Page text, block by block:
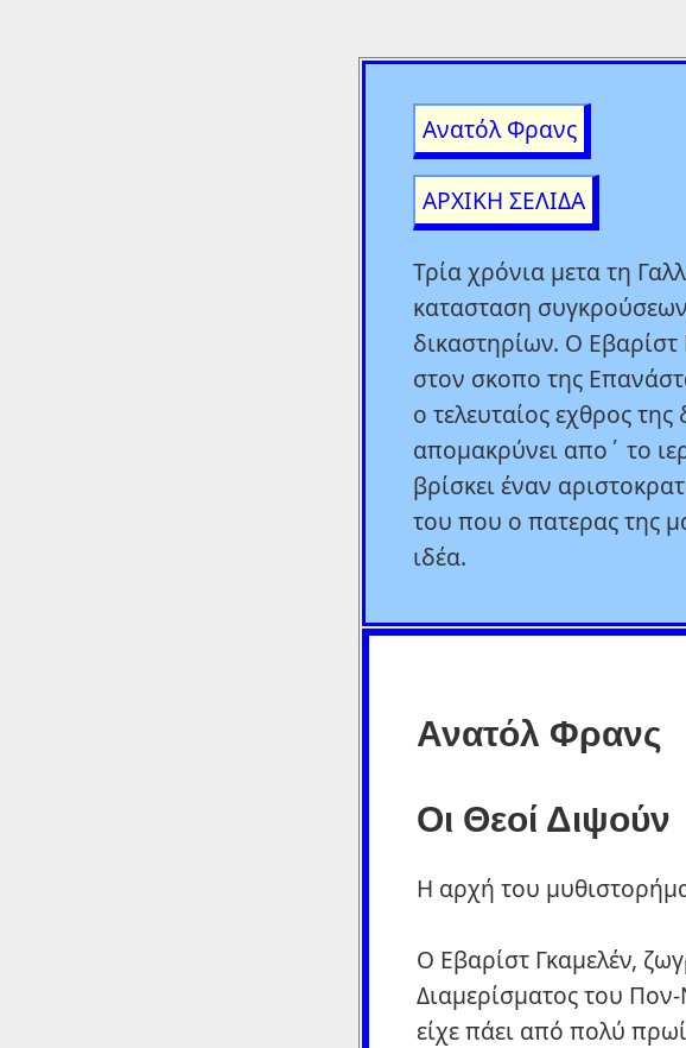
Ανατόλ Φρανς
ΑΡΧΙΚΗ ΣΕΛΙΔΑ
Τρία χρόνια μετα τη
κατασταση
δικαστηρίων. Ο Εβαρίστ
στον σκοπο της
ο τελευταίος εχθρος
απομακρύνει απο΄ το
βρίσκει έναν
του που ο πατερας της
ιδέα.
Ανατόλ Φρανς
Οι Θεοί Διψούν
Η αρχή του
O Εβαρίστ Γκαμελέν,
Διαμερίσματος του
είχε πάει από πολύ